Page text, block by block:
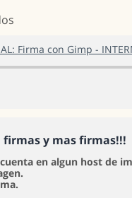
Firma con Gimp -
firmas y mas firmas!!!
en algun host de